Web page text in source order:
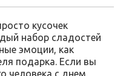
кусочек
набор сладостей
эмоции, как
подарка. Если вы
человека с днем